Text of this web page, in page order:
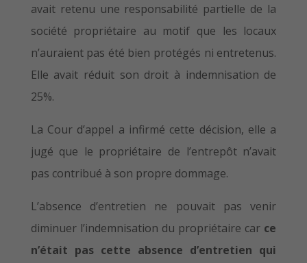
avait retenu une responsabilité partielle de la
société propriétaire au motif que les locaux
n’auraient pas été bien protégés ni entretenus.
Elle avait réduit son droit à indemnisation de
25%.
La Cour d’appel a infirmé cette décision, elle a
jugé que le propriétaire de l’entrepôt n’avait
pas contribué à son propre dommage.
L’absence d’entretien ne pouvait pas venir
diminuer l’indemnisation du propriétaire car ce
n’était pas cette absence d’entretien qui